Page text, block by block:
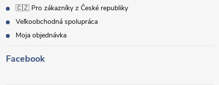
🇨🇿 Pro zákazníky z České republiky
Veľkoobchodná spolupráca
Moja objednávka
Facebook